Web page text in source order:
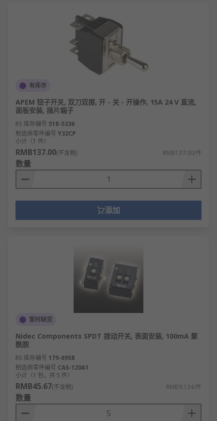
有库存
APEM 钮子开关, 双刀双掷, 开 - 关 - 开操作, 15A 24 V 直流,
面板安装, 插片端子
RS 库存编号 518-5336
制造商零件编号 Y32CP
小计（1 件）
RMB137.00(不含税) RMB137.00/件
数量
添加
暂时缺货
Nidec Components SPDT 拨动开关, 表面安装, 100mA 聚
酰胺
RS 库存编号 179-6958
制造商零件编号 CAS-120A1
小计（1 包，共 5 件）
RMB45.67(不含税) RMB9.134/件
数量